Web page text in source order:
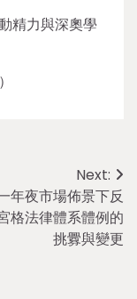
精力與深奧學
Next:
年夜市場佈景下反
格法律體系體例的
挑釁與變更